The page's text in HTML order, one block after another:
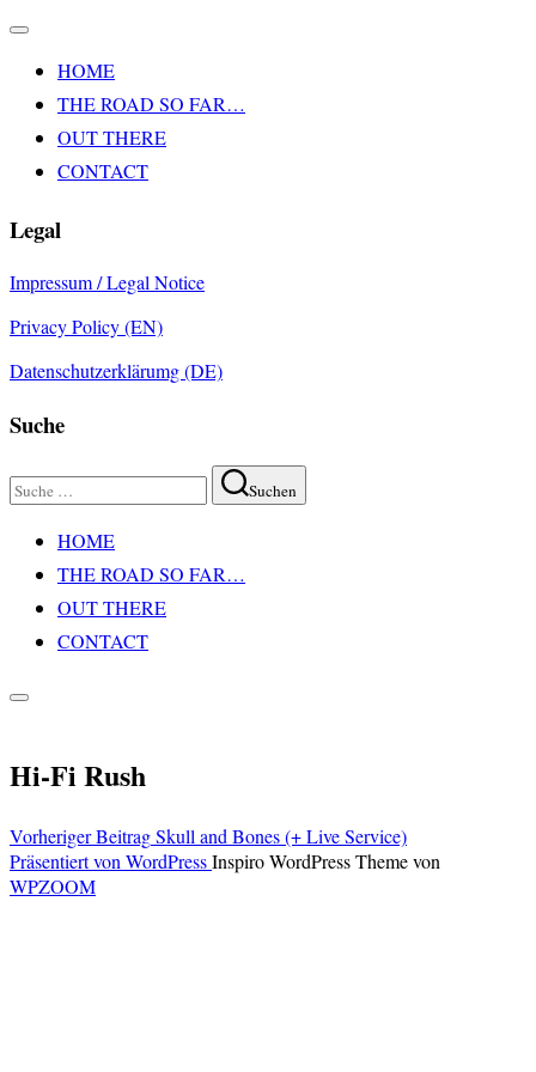
Navigation
umschalten
HOME
THE ROAD SO FAR…
OUT THERE
CONTACT
Legal
Impressum / Legal Notice
Privacy Policy (EN)
Datenschutzerklärumg (DE)
Suche
Suchen
nach:
Suchen
Zum
springen
HOME
THE ROAD SO FAR…
OUT THERE
CONTACT
Seitenleiste
umschalten
Hi-Fi Rush
Beitragsnavigation
Vorheriger
Beitrag
Vorheriger BeitragSkull and Bones (+ Live Service)
Präsentiert von WordPressInspiro WordPress Theme von
WPZOOM